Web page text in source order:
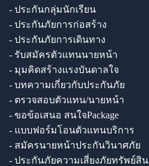
- ประกันกลุ่มนักเรียน
- ประกันภัยการก่อสร้าง
- ประกันภัยการเดินทาง
- รับสมัครตัวแทนนายหน้า
- มุมคิดสร้างแรงบันดาลใจ
- บทความเกี่ยวกับประกันภัย
- ตรวจสอบตัวแทน/นายหน้า
- ขอข้อเสนอ สนใจPackage
- แบบฟอร์มโอนตัวแทนบริการ
- สมัครนายหน้าประกันวินาศภัย
- ประกันภัยความเสี่ยงภัยทรัพย์สิน